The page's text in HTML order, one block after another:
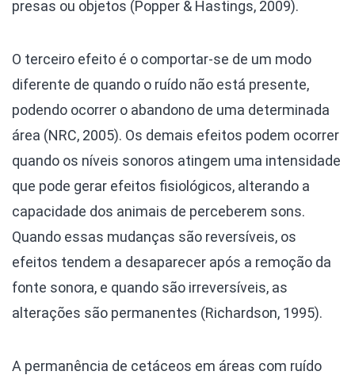
presas ou objetos (Popper & Hastings, 2009).
O terceiro efeito é o comportar-se de um modo
diferente de quando o ruído não está presente,
podendo ocorrer o abandono de uma determinada
área (NRC, 2005). Os demais efeitos podem ocorrer
quando os níveis sonoros atingem uma intensidade
que pode gerar efeitos fisiológicos, alterando a
capacidade dos animais de perceberem sons.
Quando essas mudanças são reversíveis, os
efeitos tendem a desaparecer após a remoção da
fonte sonora, e quando são irreversíveis, as
alterações são permanentes (Richardson, 1995).
A permanência de cetáceos em áreas com ruído